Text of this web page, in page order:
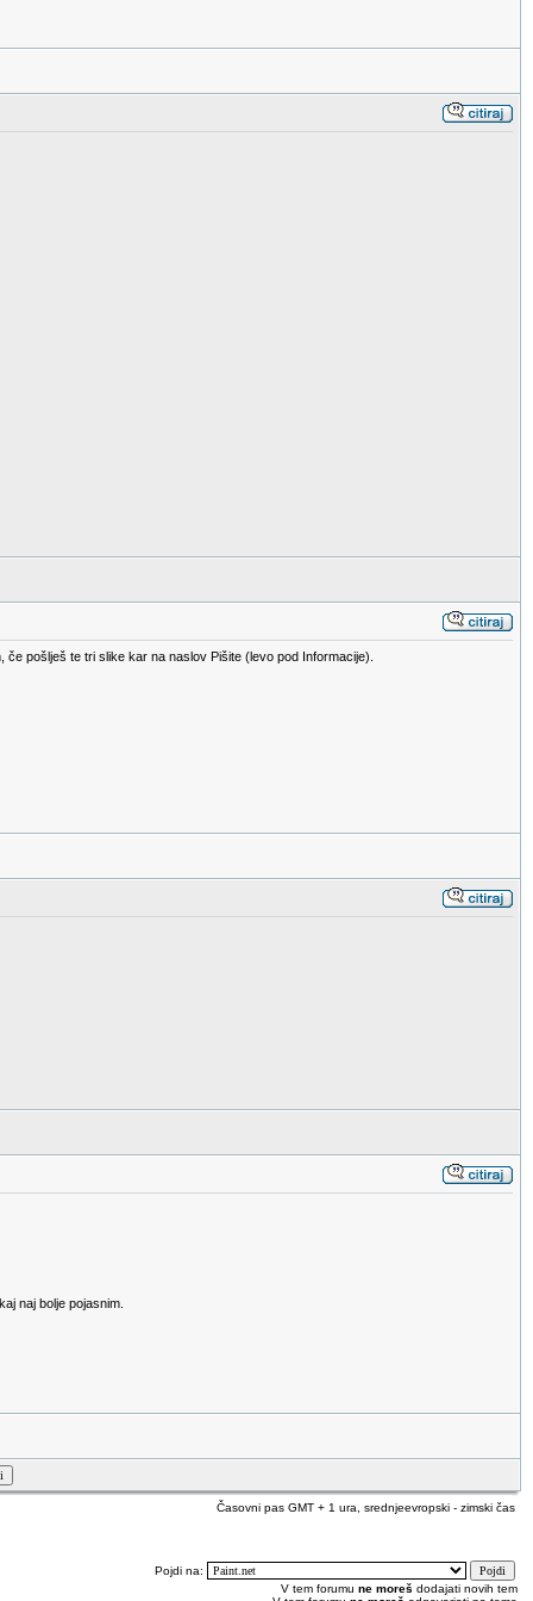
pošlješ te tri slike kar na naslov Pišite (levo pod Informacije).
naj bolje pojasnim.
Časovni pas GMT + 1 ura, srednjeevropski - zimski čas
Pojdi na:
V tem forumu ne moreš dodajati novih tem